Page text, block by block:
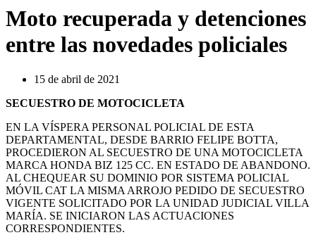
Moto recuperada y detenciones
entre las novedades policiales
15 de abril de 2021
SECUESTRO DE MOTOCICLETA
EN LA VÍSPERA PERSONAL POLICIAL DE ESTA
DEPARTAMENTAL, DESDE BARRIO FELIPE BOTTA,
PROCEDIERON AL SECUESTRO DE UNA MOTOCICLETA
MARCA HONDA BIZ 125 CC. EN ESTADO DE ABANDONO.
AL CHEQUEAR SU DOMINIO POR SISTEMA POLICIAL
MÓVIL CAT LA MISMA ARROJO PEDIDO DE SECUESTRO
VIGENTE SOLICITADO POR LA UNIDAD JUDICIAL VILLA
MARÍA. SE INICIARON LAS ACTUACIONES
CORRESPONDIENTES.